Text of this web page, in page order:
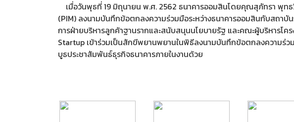
เมื่อวันพุธที่ 19 มิถุนายน พ.ศ. 2562 ธนาคารออมสินโดยคุณสุภัทรา พุ
(PIM) ลงนามบันทึกข้อตกลงความร่วมมือระหว่างธนาคารออมสินกับส
การฝ่ายบริหารลูกค้าฐานรากและสนับสนุนนโยบายรัฐ และคณะผู้บริหารโ
Startup เข้าร่วมเป็นสักขีพยานพยานในพิธีลงนามบันทึกข้อตกลงความ
บูธประชาสัมพันธ์ธุรกิจธนาคารภายในงานด้วย